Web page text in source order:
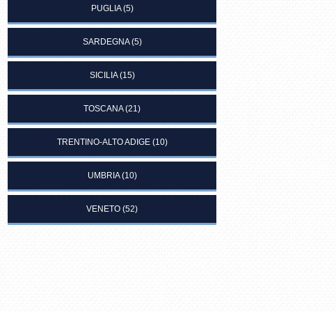
PUGLIA(5)
SARDEGNA(5)
SICILIA(15)
TOSCANA(21)
TRENTINO-ALTO ADIGE(10)
UMBRIA(10)
VENETO (52)